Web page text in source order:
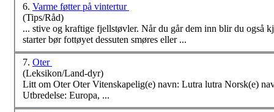
6. Varme føtter på vintertur
(Tips/Råd)
... stive og kraftige fjellstøvler. Når du går dem inn blir du også
starterbør fottøyet dessuten smøres eller ...
7. Oter
(Leksikon/Land-dyr)
Utbredelse: Europa, ...